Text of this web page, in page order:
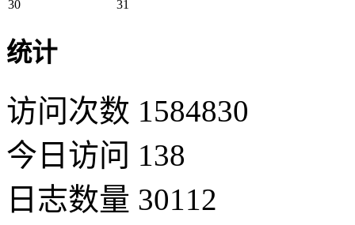
30
31
统计
访问次数 1584830
今日访问 138
日志数量 30112